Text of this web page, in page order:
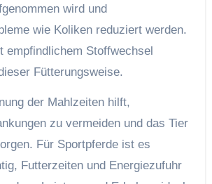
wird und
wie Koliken reduziert werden.
empfindlichem Stoffwechsel
Fütterungsweise.
der Mahlzeiten hilft,
zu vermeiden und das Tier
Für Sportpferde ist es
Futterzeiten und Energiezufuhr